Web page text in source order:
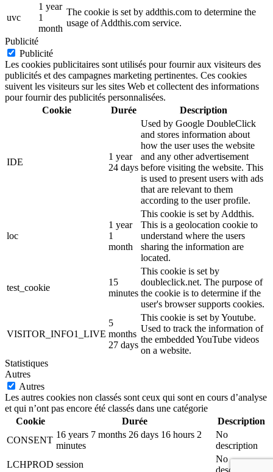
uvc
1 year
1
month
The cookie is set by addthis.com to determine the
usage of Addthis.com service.
Publicité
Publicité
Les cookies publicitaires sont utilisés pour fournir aux visiteurs des
publicités et des campagnes marketing pertinentes. Ces cookies
suivent les visiteurs sur les sites Web et collectent des informations
pour fournir des publicités personnalisées.
Cookie
Durée Description
IDE
1 year
24 days
Used by Google DoubleClick
and stores information about
how the user uses the website
and any other advertisement
before visiting the website. This
is used to present users with ads
that are relevant to them
according to the user profile.
loc
1 year
1
month
This cookie is set by Addthis.
This is a geolocation cookie to
understand where the users
sharing the information are
located.
test_cookie
15
minutes
This cookie is set by
doubleclick.net. The purpose of
the cookie is to determine if the
user's browser supports cookies.
VISITOR_INFO1_LIVE
5
months
27 days
This cookie is set by Youtube.
Used to track the information of
the embedded YouTube videos
on a website.
Statistiques
Autres
Autres
Les autres cookies non classés sont ceux qui sont en cours d’analyse
et qui n’ont pas encore été classés dans une catégorie
Cookie
Durée
Description
CONSENT
16 years 7 months 26 days 16 hours 2
minutes
No
description
LCHPROD session
No
description